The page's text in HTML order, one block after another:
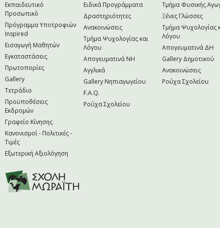
Εκπαιδευτικό
Προσωπικό
Πρόγραμμα Υποτροφιών
Inspired
Εισαγωγή Μαθητών
Εγκαταστάσεις
Πρωτοπορίες
Gallery
Τετράδιο
Προϋποθέσεις
Εκδρομών
Γραφείο Κίνησης
Κανονισμοί - Πολιτικές -
Τιμές
Εξωτερική Αξιολόγηση
Ειδικά Προγράμματα
Δραστηριότητες
Ανακοινώσεις
Τμήμα Ψυχολογίας και
Λόγου
Απογευματινά NH
Αγγλικά
Gallery Νηπιαγωγείου
F.A.Q.
Ρούχα Σχολείου
Τμήμα Φυσικής
Ξένες Γλώσσες
Τμήμα Ψυχολογίας
Λόγου
Απογευματινά ΔΗ
Gallery Δημοτικού
Ανακοινώσεις
Ρούχα Σχολείου